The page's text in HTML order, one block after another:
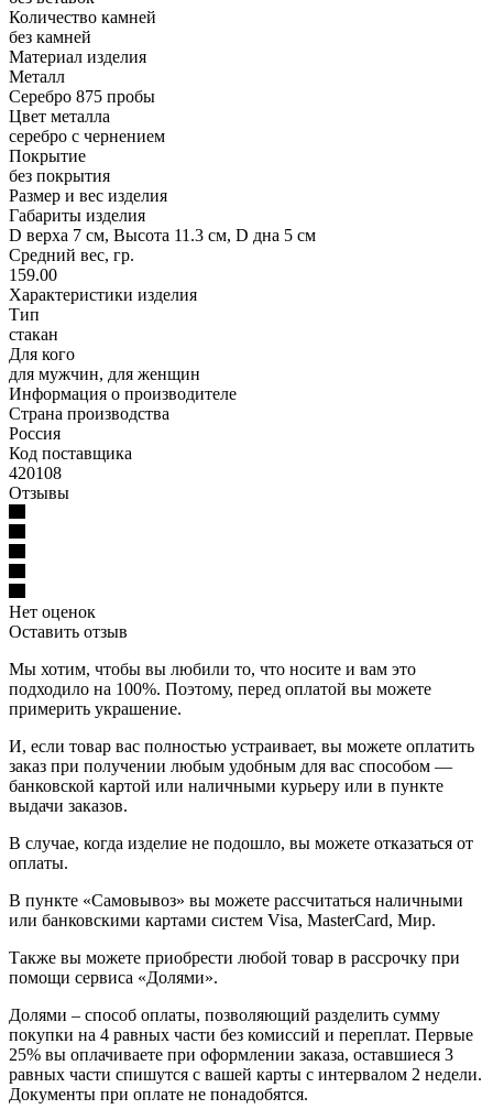
Количество камней
без камней
Материал изделия
Металл
Серебро 875 пробы
Цвет металла
серебро с чернением
Покрытие
без покрытия
Размер и вес изделия
Габариты изделия
D верха 7 см, Высота 11.3 см, D дна 5 см
Средний вес, гр.
159.00
Характеристики изделия
Тип
стакан
Для кого
для мужчин, для женщин
Информация о производителе
Страна производства
Россия
Код поставщика
420108
Отзывы
Нет оценок
Оставить отзыв
Мы хотим, чтобы вы любили то, что носите и вам это
подходило на 100%. Поэтому, перед оплатой вы можете
примерить украшение.
И, если товар вас полностью устраивает, вы можете оплатить
заказ при получении любым удобным для вас способом —
банковской картой или наличными курьеру или в пункте
выдачи заказов.
В случае, когда изделие не подошло, вы можете отказаться от
оплаты.
В пункте «Самовывоз» вы можете рассчитаться наличными
или банковскими картами систем Visa, MasterCard, Мир.
Также вы можете приобрести любой товар в рассрочку при
помощи сервиса «Долями».
Долями – способ оплаты, позволяющий разделить сумму
покупки на 4 равных части без комиссий и переплат. Первые
25% вы оплачиваете при оформлении заказа, оставшиеся 3
равных части спишутся с вашей карты с интервалом 2 недели.
Документы при оплате не понадобятся.